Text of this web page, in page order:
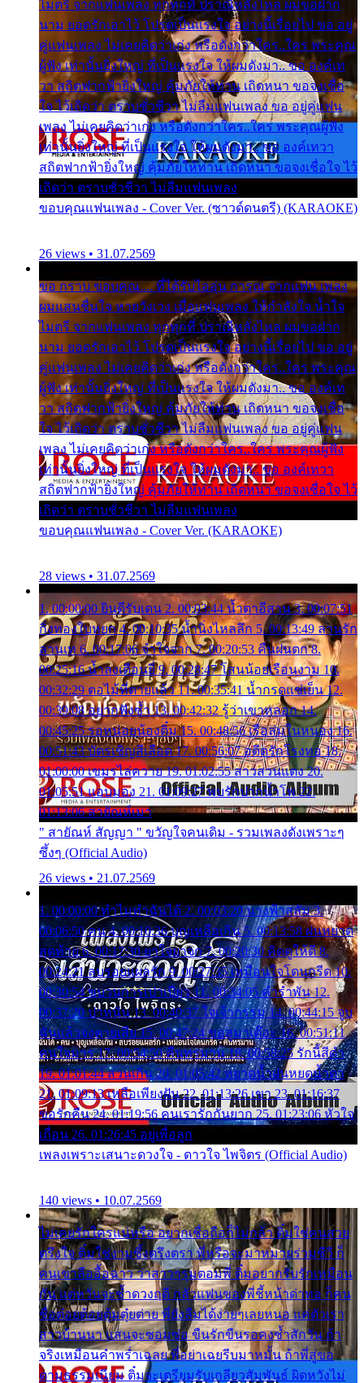
ไมตรี จากแฟนเพลง ทุกทุกที่ ปราณีหลั่งไหล ผมขอฝาก
นาม ยอดรักเอาไว้ โปรดเป็นแรงใจ อย่างนี้เรื่อยไป ขอ อยู่
คู่แฟนเพลง ไม่เคยคิดว่าเก่ง หรือดังกว่าใคร..ใคร พระคุณ
ผู้ฟัง เท่านั้นยิ่งใหญ่ ที่เป็นแรงใจ ให้ผมดังมา.. ขอ องค์เท
วา สถิตฟากฟ้ายิ่งใหญ่ คุ้มภัยให้ท่าน เถิดหนา ขอจงเชื่อ
ใจ ไว้เถิดว่า ตราบชั่วชีวา ไม่ลืมแฟนเพลง ขอ อยู่คู่แฟน
เพลง ไม่เคยคิดว่าเก่ง หรือดังกว่าใคร..ใคร พระคุณผู้ฟัง
เท่านั้นยิ่งใหญ่ ที่เป็นแรงใจ ให้ผมดังมา.. ขอ องค์เทวา
สถิตฟากฟ้ายิ่งใหญ่ คุ้มภัยให้ท่าน เถิดหนา ขอจงเชื่อใจ ไว้
เถิดว่า ตราบชั่วชีวา ไม่ลืมแฟนเพลง
ขอบคุณแฟนเพลง - Cover Ver. (ซาวด์ดนตรี) (KARAOKE)
26 views • 31.07.2569
ขอ กราบ ขอบคุณ.... ที่ได้รับไออุ่น การุณ จากแฟน เพลง
ผมแสนชื่นใจ หายวังเวง เมื่อแฟนเพลง ให้กำลังใจ น้ำใจ
ไมตรี จากแฟนเพลง ทุกทุกที่ ปราณีหลั่งไหล ผมขอฝาก
นาม ยอดรักเอาไว้ โปรดเป็นแรงใจ อย่างนี้เรื่อยไป ขอ อยู่
คู่แฟนเพลง ไม่เคยคิดว่าเก่ง หรือดังกว่าใคร..ใคร พระคุณ
ผู้ฟัง เท่านั้นยิ่งใหญ่ ที่เป็นแรงใจ ให้ผมดังมา.. ขอ องค์เท
วา สถิตฟากฟ้ายิ่งใหญ่ คุ้มภัยให้ท่าน เถิดหนา ขอจงเชื่อ
ใจ ไว้เถิดว่า ตราบชั่วชีวา ไม่ลืมแฟนเพลง ขอ อยู่คู่แฟน
เพลง ไม่เคยคิดว่าเก่ง หรือดังกว่าใคร..ใคร พระคุณผู้ฟัง
เท่านั้นยิ่งใหญ่ ที่เป็นแรงใจ ให้ผมดังมา.. ขอ องค์เทวา
สถิตฟากฟ้ายิ่งใหญ่ คุ้มภัยให้ท่าน เถิดหนา ขอจงเชื่อใจ ไว้
เถิดว่า ตราบชั่วชีวา ไม่ลืมแฟนเพลง
ขอบคุณแฟนเพลง - Cover Ver. (KARAOKE)
28 views • 31.07.2569
1. 00:00:00 ยินดีรับเดน 2. 00:03:44 น้ำตาอีสาน 3. 00:07:51
กิ่งทองใบหยก 4. 00:10:35 น้ำนิ่งไหลลึก 5. 00:13:49 ลานรัก
ลานเท 6. 00:17:06 จำใจจาก 7. 00:20:53 คืนฝนตก 8.
00:25:16 น้ำลงเดือนยี่ 9. 00:28:47 โสนน้อยเรือนงาม 10.
00:32:29 ตอไม้ที่ตายแล้ว 11. 00:35:41 น้ำกรดแช่เย็น 12.
00:39:08 อยากฟังซ้ำ 13. 00:42:32 รู้ว่าเขาหลอก 14.
00:45:25 รอหน่อยน้องติ๋ม 15. 00:48:56 เรือล่มในหนอง 16.
00:51:43 บัตรเชิญสีเลือด 17. 00:56:07 อดีตรักโรงทอ 18.
01:00:00 เขมรไล่ควาย 19. 01:02:55 สาวสวนแตง 20.
01:05:51 แอบมอง 21. 01:09:27 พบรักปากน้ำโพ 22.
01:13:06 สายัณห์เมา
" สายัณห์ สัญญา " ขวัญใจคนเดิม - รวมเพลงดังเพราะๆ
ซึ้งๆ (Official Audio)
26 views • 21.07.2569
1. 00:00:00 ทำไมทำฉันได้ 2. 00:03:20 นางฟ้าสลัม 3.
00:06:50 คน 4. 00:10:36 บุญเหลือเกิน 5. 00:13:58 ฝนหยาด
สุดท้าย 6. 00:17:30 ยาใจยาจก 7. 00:20:30 คิดดูให้ดี 8.
00:24:21 ลบรอยแผลรัก 9. 00:27:35 เหมือนใจโดนกรีด 10.
00:30:54 ขบวนการเปาเปียว 11. 00:34:05 คำรำพัน 12.
00:37:20 ปาหนัน 13. 00:40:37 ใจเจ้ากรรม 14. 00:44:15 จูบ
ฉันแล้วจงตายเสีย 15. 00:47:24 ขอสูมาเต๊อะ 16. 00:51:11
คนใจมาร 17. 00:54:50 คืนทรมาน 18. 00:58:25 รักนี้สีดำ
19. 01:01:44 ส่วนเกิน 20. 01:05:42 หยาดน้ำฝนหยดน้ำตา
21. 01:09:13 เหลือเพียงฝัน 22. 01:13:26 เขา 23. 01:16:37
ขอรักคืน 24. 01:19:56 คนเรารักกันยาก 25. 01:23:06 หัวใจ
เถื่อน 26. 01:26:45 อยู่เพื่อลูก
เพลงเพราะเสนาะดวงใจ - ดาวใจ ไพจิตร (Official Audio)
140 views • 10.07.2569
ไม่เคยรักใครแน่หรือ อยากเชื่อถือก็ไม่กล้า ติ๋มใช่คนสวย
ตรึงใจ ติ๋มใช่งามซึ้งตรึงตรา พี่หรือจะมาหมายร่วมชีวี ก็
คนเขาลืออื้อฉาว ว่าสาวๆรุมตอมพี่ ติ๋มอยากรับรักเหมือน
กัน แต่หวั่นจะช้ำดวงฤดี กลัวแฟนของพี่ชี้หน้าด่าทอ ก็คน
ชื่อต๋อยต้อยตุ้มตุ๋ยต่าย พี่ยังลืมได้ง่ายๆเลยหนอ แค่ตัวเรา
สาวบ้านนา แสนจะซอมซ่อ ขืนรักขืนรอคงช้ำสักวัน ถ้า
จริงเหมือนคำพร่ำเฉลย พี่อย่าเฉยรีบมาหมั้น ถ้าพี่สู่ขอ
ตามธรรมเนียม ติ๋มจะเตรียมรับเกลียวสัมพันธ์ ผิดหวังไม่